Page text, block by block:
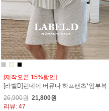
[제작오픈 15%할인]
[라벨D]런데이 버뮤다 하프팬츠*임부복
26,900원 21,800원
리뷰: 47